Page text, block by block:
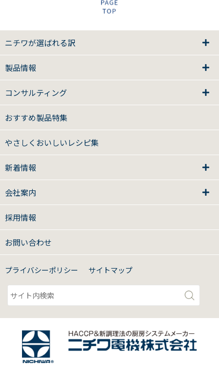
ニチワが選ばれる訳
製品情報
コンサルティング
おすすめ製品特集
やさしくおいしいレシピ集
新着情報
会社案内
採用情報
お問い合わせ
プライバシーポリシー サイトマップ